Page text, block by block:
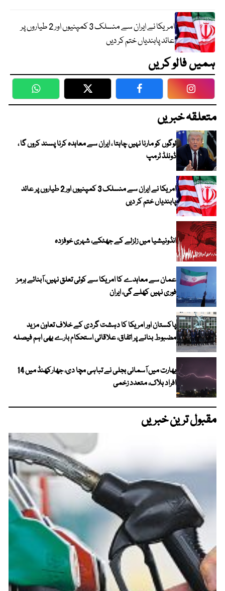
امریکا نے ایران سے منسلک 3 کمپنیوں اور 2 طیاروں پر
عائد پابندیاں ختم کر دیں
ہمیں فالو کریں
WhatsApp Twitter Facebook
متعلقہ خبریں
لوگوں کو مارنا نہیں چاہتا ، ایران سے معاہدہ کرنا پسند کروں گا ،
ڈونلڈ ٹرمپ
امریکا نے ایران سے منسلک 3 کمپنیوں اور 2 طیاروں پر عائد
پابندیاں ختم کر دیں
انڈونیشیا میں زلزلے کے جھٹکے، شہری خوفزدہ
عمان سے معاہدے کا امریکا سے کوئی تعلق نہیں، آبنائے ہرمز
فوری نہیں کھلے گی، ایران
پاکستان اور امریکا کا دہشت گردی کے خلاف تعاون مزید
مضبوط بنانے پر اتفاق، علاقائی استحکام بارے بھی اہم فیصلہ
بھارت میں آسمانی بجلی نے تباہی مچا دی، جھارکھنڈ میں 14
افراد ہلاک، متعدد زخمی
مقبول ترین خبریں